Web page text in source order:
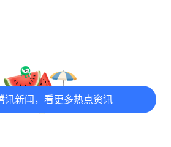
讯新闻，看更多热点资讯